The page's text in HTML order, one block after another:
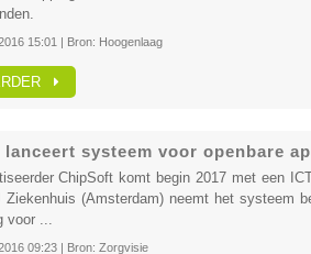
15:01 | Bron: Hoogenlaag
systeem voor openbare
ChipSoft komt begin 2017 met een
Ziekenhuis (Amsterdam) neemt het systeem
voor ...
09:23| Bron: Zorgvisie